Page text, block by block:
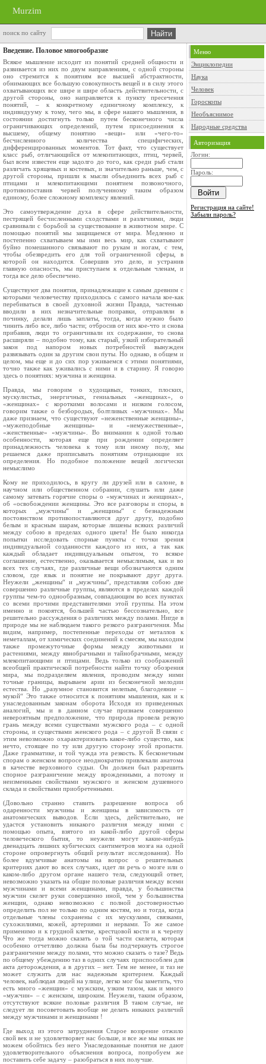
Murzim
поиск по сайту
Введение. Половое многообразие
Всякое мышление исходит из понятий средней общности и
развивается из них по двум направлениям, с одной стороны
оно стремится к понятиям все высшей абстрактности,
обнимающих все большую совокупность вещей и в силу этого
охватывающих все шире и шире область действительности, с
другой стороны, оно направляется к пункту пресечения
понятий, – к конкретному единичному комплексу, к
индивидууму к тому, чего мы, в сфере нашего мышления, в
состоянии достигнуть только путем бесконечного числа
ограничивающих определений, путем присоединения к
высшему, общему понятию «вещи» или «чего‑то»
бесчисленного количества специфических,
дифференцированных моментов. Тот факт, что существует
класс рыб, отличающийся от млекопитающих, птиц, червей,
был всем известен еще задолго до того, как среди рыб стали
различать хрящевых и костевых, и значительно раньше, чем, с
другой стороны, пришли к мысли объединить всех рыб с
птицами и млекопитающими понятием позвоночного,
противопоставив червей полученному таким образом
единому, более сложному комплексу явлений.
Это самоутверждение духа в сфере действительности,
пестрящей бесчисленными сходствами и различиями, люди
сравнивали с борьбой за существование в животном мире. С
помощью понятий мы защищаемся от мира. Медленно и
постепенно схватываем мы ими весь мир, как схватывают
буйно помешанного связывают по рукам и ногам, с тем,
чтобы обезвредить его для той ограниченной сферы, в
которой он находится. Совершив это дело, и устранив
главную опасность, мы приступаем к отдельным членам, и
тогда все дело обеспечено.
Существуют два понятия, принадлежащие к самым древним с
которыми человечеству приходилось с самого начала кое‑как
перебиваться в своей духовной жизни Правда, частенько
вводили в них незначительные поправки, отправляли в
починку, делали лишь заплаты, тогда, когда нужно было
чинить либо все, либо части; отбросив от них кое‑что и снова
прибавив, люди то ограничивали их содержание, то снова
расширяли – подобно тому, как старый, узкий избирательный
закон под напором новых потребностей вынужден
развязывать один за другим свои путы. Но однако, в общем и
целом, мы еще и до сих пор уживаемся с этими понятиями,
точно также как уживались с ними и в старину. Я говорю
здесь о понятиях: мужчина и женщина.
Правда, мы говорим о худощавых, тонких, плоских,
мускулистых, энергичных, гениальных «женщинах», о
«женщинах» с короткими волосами и низким голосом,
говорим также о безбородых, болтливых «мужчинах». Мы
даже признаем, что существуют «неженственные женщины»,
«мужеподобные женщины» и «немужественные»,
«женственные» «мужчины». Во внимании к одной только
особенности, которая еще при рождении определяет
принадлежность человека к тому или иному полу, мы
решаемся даже приписывать понятиям отрицающие их
определения. Но подобное положение вещей логически
немыслимо
Кому не приходилось, в кругу ли друзей или в салоне, в
научном или общественном собрании, слушать или даже
самому затевать горячие споры о «мужчинах и женщинах»,
об «освобождении женщины. Это все разговоры и споры, в
которых „мужчины“ и „женщины“ с безнадежным
постоянством противопоставляются друг другу, подобно
белым и красным шарам, которые лишены всяких различий
между собою в пределах одного цвета! Не было никогда
попытки исследовать спорные пункты с точки зрения
индивидуальной созданности каждого из них, а так как
каждый обладает индивидуальным опытом, то всякое
соглашение, естественно, оказывается немыслимым, как и во
всех тех случаях, где различные вещи обозначаются одним
словом, где язык и понятие не покрывают друг друга.
Неужели „женщины“ и „мужчины“, представляя собою две
совершенно различные группы, являются в пределах каждой
группы чем‑то однообразным, совпадающим во всех пунктах
со всеми прочими представителями этой группы. На этом
именно и покоятся, большей частью бессознательно, все
решительно рассуждения о различиях между полами. Нигде в
природе мы не наблюдаем такого резкого разграничения. Мы
видим, например, постепенные переходы от металлов к
неметаллам, от химических соединений к смесям, мы находим
также промежуточные формы между животными и
растениями, между явнобрачными и тайнобрачными, между
млекопитающими и птицами. Ведь только из соображений
всеобщей практической потребности найти точку обозрения
мира, мы подразделяем явления, проводим между ними
точные границы, вырываем арии из бесконечной мелодии
естества. Но „разумное становится нелепым, благодеяние –
мукой“ Это также относится к понятиям мышления, как и к
унаследованным законам оборота Исходя из приведенных
аналогий, мы и в данном случае признаем совершенно
невероятным предположение, что природа провела резкую
грань между всеми существами мужского рода – с одной
стороны, и существами женского рода – с другой В связи с
этим невозможно охарактеризовать какое‑либо существо, как
нечто, стоящее по ту или другую сторону этой пропасти.
Даже грамматике, и той чужда эта резкость. К бесконечным
спорам о женском вопросе неоднократно привлекали анатома
в качестве верховного судьи. Он должен был разрешить
спорное разграничение между врожденными, а потому и
неизменными свойствами мужского и женском душевного
склада и свойствами приобретенными.
(Довольно странно ставить разрешение вопроса об
одаренности мужчины и женщины в зависимость от
анатомических выводов. Если здесь, действительно, не
удастся установить никакого различия между ними с
помощью опыта, взятого из какой‑либо другой сферы
человеческого бытия, то неужели могут какие‑нибудь
двенадцать лишних кубических сантиметров мозга на одной
стороне опровергнуть общий результат исследования). Но
более вдумчивые анатомы на вопрос о решительных
критериях дают во всех случаях, идет ли речь о мозге или о
каком‑либо другом органе нашего тела, следующий ответ,
невозможно указать на общие половые различия между всеми
мужчинами и всеми женщинами, правда, у большинства
мужчин скелет руки совершенно иной, чем у большинства
женщин, однако невозможно с полной достоверностью
определить пол не только по одним костям, но и тогда, когда
отдельные члены сохранены с их мускулами, связками,
сухожилиями, кожей, артериями и нервами. То же самое
применимо и к грудной клетке, крестцовой кости и к черепу
Что же тогда можно сказать о той части скелета, которая
особенно отчетливо должна была бы подчеркнуть строгое
разграничение между полами, что можно сказать о тазе? Ведь
по общему убеждению таз в одних случаях приспособлен для
акта деторождения, а в других – нет. Тем не менее, и таз не
может служить для нас надежным критерием. Каждый
человек, наблюдая людей на улице, легко мог бы заметить, что
есть много «женщин» с мужским, узким тазом, как и много
«мужчин» – с женским, широким. Неужели, таким образом,
отсутствуют всякие половые различия В таком случае, не
следует ли посоветовать вообще не делать никаких различий
между мужчинами и женщинами !
Где выход из этого затруднения Старое воззрение отжило
свой век и не удовлетворяет нас больше, и все же мы никак не
можем обойтись без него Унаследованные понятия не дают
удовлетворительного объяснения вопроса, попробуем же
поставить себе задачу – разобраться в них получше.
Меню
Энциклопедии
Наука
Человек
Гороскопы
Необъяснимое
Народные средства
Авторизация
Логин:
Пароль:
Регистрация на сайте!
Забыли пароль?